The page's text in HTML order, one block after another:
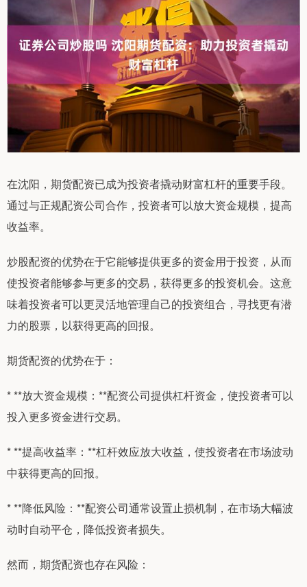
在沈阳，期货配资已成为投资者撬动财富杠杆的重要手段。
通过与正规配资公司合作，投资者可以放大资金规模，提高
收益率。
炒股配资的优势在于它能够提供更多的资金用于投资，从而
使投资者能够参与更多的交易，获得更多的投资机会。这意
味着投资者可以更灵活地管理自己的投资组合，寻找更有潜
力的股票，以获得更高的回报。
期货配资的优势在于：
* **放大资金规模：**配资公司提供杠杆资金，使投资者可以
投入更多资金进行交易。
* **提高收益率：**杠杆效应放大收益，使投资者在市场波动
中获得更高的回报。
* **降低风险：**配资公司通常设置止损机制，在市场大幅波
动时自动平仓，降低投资者损失。
然而，期货配资也存在风险：